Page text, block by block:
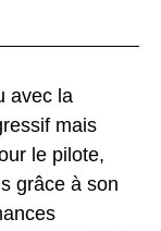
avec la
mais
le pilote,
grâce à son